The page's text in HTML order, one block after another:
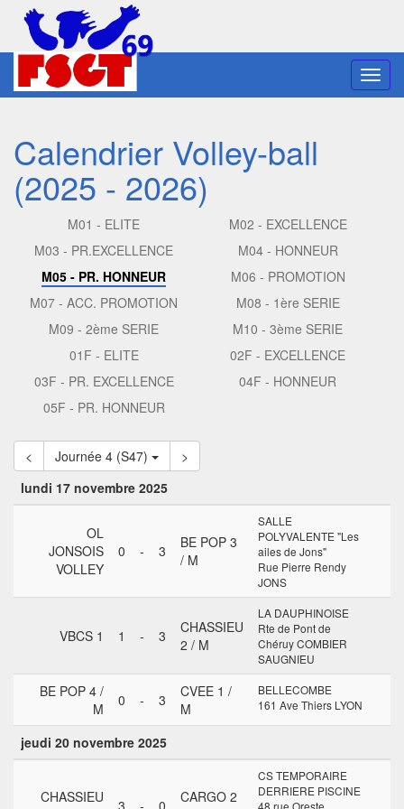
Calendrier Volley-ball
(2025 - 2026)
M01 - ELITE
M02 - EXCELLENCE
M03 - PR.EXCELLENCE
M04 - HONNEUR
M05 - PR. HONNEUR
M06 - PROMOTION
M07 - ACC. PROMOTION
M08 - 1ère SERIE
M09 - 2ème SERIE
M10 - 3ème SERIE
01F - ELITE
02F - EXCELLENCE
03F - PR. EXCELLENCE
04F - HONNEUR
05F - PR. HONNEUR
< Journée 4 (S47)
>
lundi 17 novembre 2025
OL
JONSOIS
VOLLEY
0 - 3
BE POP 3
/ M
SALLE
POLYVALENTE "Les
ailes de Jons"
Rue Pierre Rendy
JONS
VBCS 1 1 - 3
CHASSIEU
2 / M
LA DAUPHINOISE
Rte de Pont de
Chéruy COMBIER
SAUGNIEU
BE POP 4 /
M
0 - 3
CVEE 1 /
M
BELLECOMBE
161 Ave Thiers LYON
jeudi 20 novembre 2025
CHASSIEU
3 - 0
CARGO 2
CS TEMPORAIRE
DERRIERE PISCINE
48 rue Oreste